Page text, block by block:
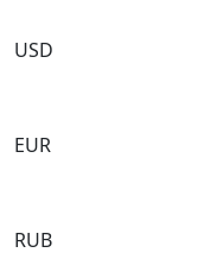
USD
EUR
RUB